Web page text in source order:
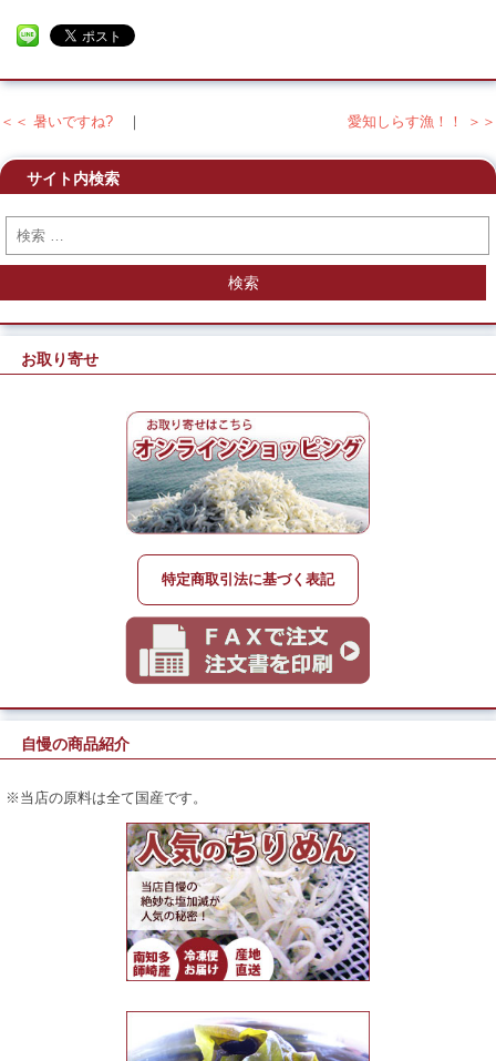
投稿ナビゲーション
＜＜ 暑いですね? ｜ 愛知しらす漁！！ ＞＞
サイト内検索
検索
お取り寄せ
特定商取引法に基づく表記
自慢の商品紹介
※当店の原料は全て国産です。